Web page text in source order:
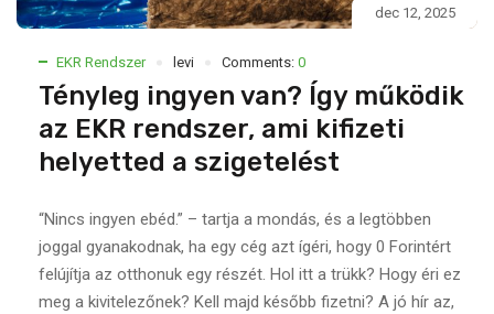
dec 12, 2025
EKR Rendszer levi Comments: 0
Tényleg ingyen van? Így működik
az EKR rendszer, ami kifizeti
helyetted a szigetelést
“Nincs ingyen ebéd.” – tartja a mondás, és a legtöbben
joggal gyanakodnak, ha egy cég azt ígéri, hogy 0 Forintért
felújítja az otthonuk egy részét. Hol itt a trükk? Hogy éri ez
meg a kivitelezőnek? Kell majd később fizetni? A jó hír az,